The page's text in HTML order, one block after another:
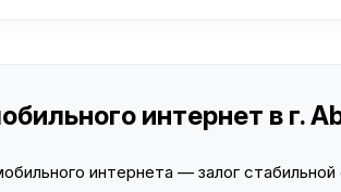
интернет в г.
интернета — залог